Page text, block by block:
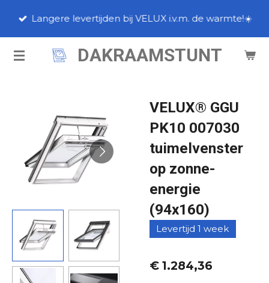
de
DAKRAAMSTUNT
Langere levertijden bij VELUX i.v.m. de warmte!☀️
VELUX® GGU
PK10 007030
tuimelvenster
op zonne-
energie
(94x160)
Levertijd 1 week
€ 1.284,36